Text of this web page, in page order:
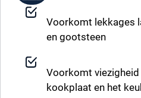
Voorkomt lekkages
en gootsteen
Voorkomt
kookplaat en het